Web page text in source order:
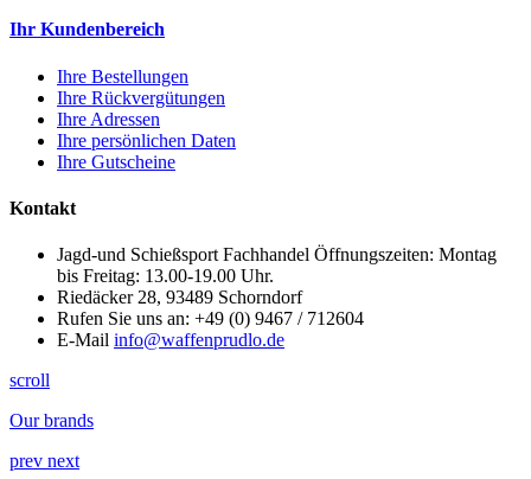
Ihr Kundenbereich
Ihre Bestellungen
Ihre Rückvergütungen
Ihre Adressen
Ihre persönlichen Daten
Ihre Gutscheine
Kontakt
Jagd-und Schießsport Fachhandel Öffnungszeiten: Montag
bis Freitag: 13.00-19.00 Uhr.
Riedäcker 28, 93489 Schorndorf
Rufen Sie uns an: +49 (0) 9467 / 712604
E-Mail info@waffenprudlo.de
scroll
Our brands
prev next